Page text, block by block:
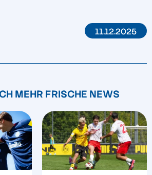
11.12.2025
MEHR FRISCHE NEWS